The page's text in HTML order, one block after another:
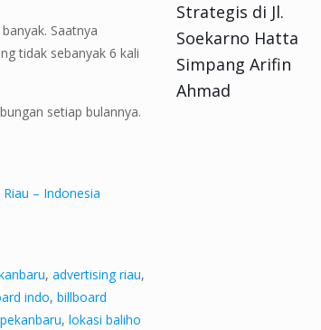
Saatnya
tidak sebanyak 6 kali
setiap bulannya.
– Indonesia
, advertising riau,
indo, billboard
, lokasi baliho
Strategis di Jl.
Soekarno Hatta
Simpang Arifin
Ahmad